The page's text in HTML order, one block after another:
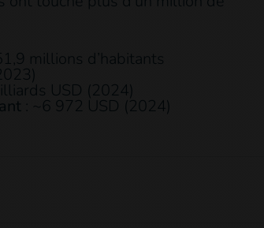
millions d’habitants
USD (2024)
: ~6 972 USD (2024)